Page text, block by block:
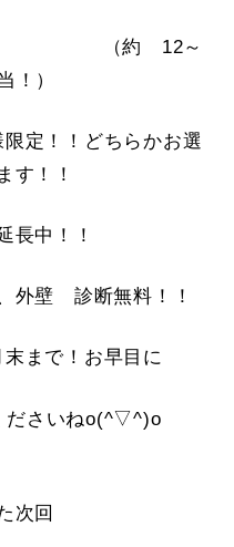
～
！）
！どちらかお選
す！！
長中！！
壁 診断無料！！
まで！お早目に
ださいねo(^▽^)o
次回